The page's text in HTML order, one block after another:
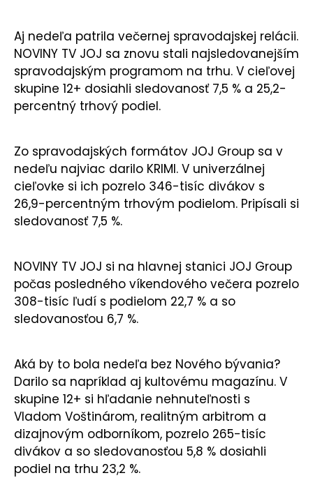
Aj nedeľa patrila večernej spravodajskej relácii.
NOVINY TV JOJ sa znovu stali najsledovanejším
spravodajským programom na trhu. V cieľovej
skupine 12+ dosiahli sledovanosť 7,5 % a 25,2-
percentný trhový podiel.
Zo spravodajských formátov JOJ Group sa v
nedeľu najviac darilo KRIMI. V univerzálnej
cieľovke si ich pozrelo 346-tisíc divákov s
26,9-percentným trhovým podielom. Pripísali si
sledovanosť 7,5 %.
NOVINY TV JOJ si na hlavnej stanici JOJ Group
počas posledného víkendového večera pozrelo
308-tisíc ľudí s podielom 22,7 % a so
sledovanosťou 6,7 %.
Aká by to bola nedeľa bez Nového bývania?
Darilo sa napríklad aj kultovému magazínu. V
skupine 12+ si hľadanie nehnuteľnosti s
Vladom Voštinárom, realitným arbitrom a
dizajnovým odborníkom, pozrelo 265-tisíc
divákov a so sledovanosťou 5,8 % dosiahli
podiel na trhu 23,2 %.